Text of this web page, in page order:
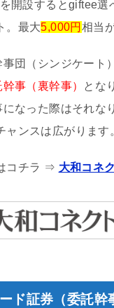
開設するとgiftee選
。最大5,000円 相当
事団（シンジケート
幹事（裏幹事） とな
になった際はそれな
ャンスは広がります
コチラ ⇒ 大和コネ
ド証券（委託幹